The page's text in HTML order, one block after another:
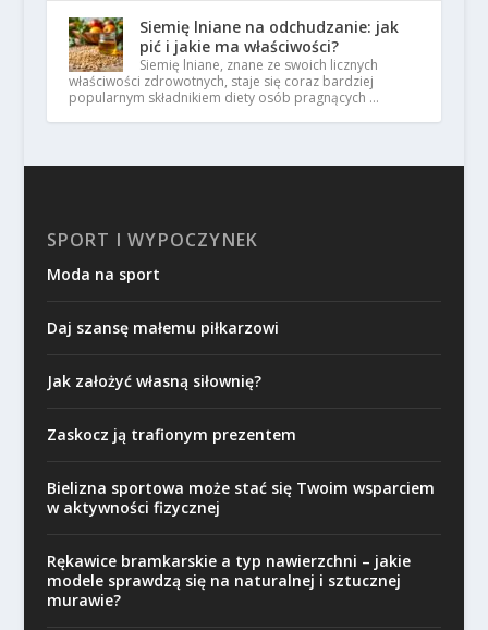
Siemię lniane na odchudzanie: jak
pić i jakie ma właściwości?
Siemię lniane, znane ze swoich licznych
właściwości zdrowotnych, staje się coraz bardziej
popularnym składnikiem diety osób pragnących …
SPORT I WYPOCZYNEK
Moda na sport
Daj szansę małemu piłkarzowi
Jak założyć własną siłownię?
Zaskocz ją trafionym prezentem
Bielizna sportowa może stać się Twoim wsparciem
w aktywności fizycznej
Rękawice bramkarskie a typ nawierzchni – jakie
modele sprawdzą się na naturalnej i sztucznej
murawie?